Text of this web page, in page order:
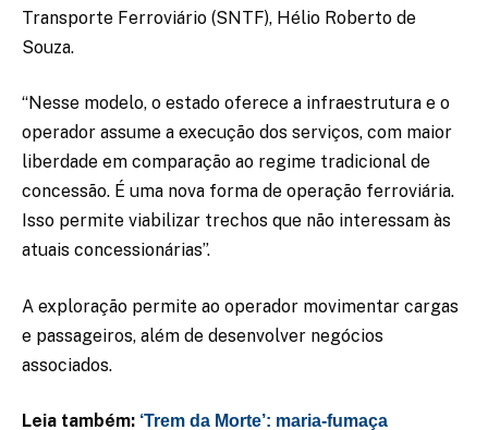
Transporte Ferroviário (SNTF), Hélio Roberto de
Souza.
“Nesse modelo, o estado oferece a infraestrutura e o
operador assume a execução dos serviços, com maior
liberdade em comparação ao regime tradicional de
concessão. É uma nova forma de operação ferroviária.
Isso permite viabilizar trechos que não interessam às
atuais concessionárias”.
A exploração permite ao operador movimentar cargas
e passageiros, além de desenvolver negócios
associados.
Leia também: ‘Trem da Morte’: maria-fumaça